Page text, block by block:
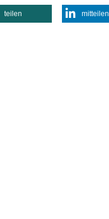
teilen mitteilen